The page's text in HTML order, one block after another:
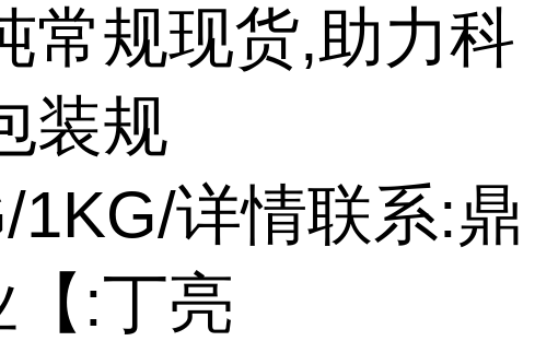
常规现货,助力科
装规
1KG/详情联系:鼎
:丁亮